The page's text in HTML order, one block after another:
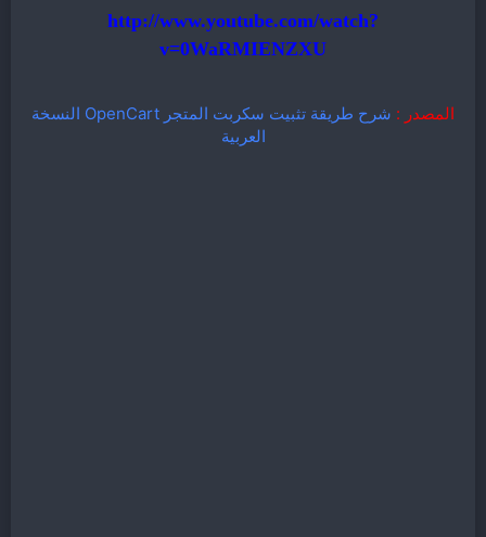
http://www.youtube.com/watch?
v=0WaRMIENZXU
المصدر :
شرح طريقة تثبيت سكربت المتجر OpenCart النسخة
العربية